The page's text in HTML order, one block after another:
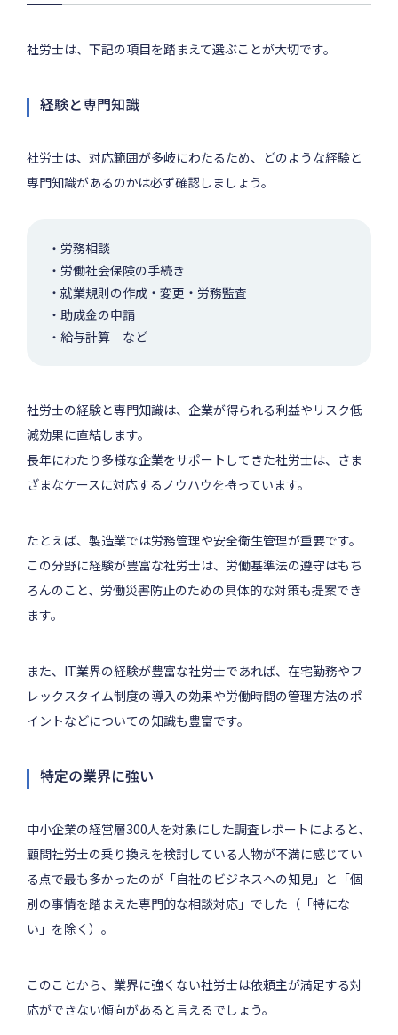
社労士は、下記の項目を踏まえて選ぶことが大切です。
経験と専門知識
社労士は、対応範囲が多岐にわたるため、どのような経験と
専門知識があるのかは必ず確認しましょう。
・労務相談
・労働社会保険の手続き
・就業規則の作成・変更・労務監査
・助成金の申請
・給与計算 など
社労士の経験と専門知識は、企業が得られる利益やリスク低
減効果に直結します。
長年にわたり多様な企業をサポートしてきた社労士は、さま
ざまなケースに対応するノウハウを持っています。
たとえば、製造業では労務管理や安全衛生管理が重要です。
この分野に経験が豊富な社労士は、労働基準法の遵守はもち
ろんのこと、労働災害防止のための具体的な対策も提案でき
ます。
また、IT業界の経験が豊富な社労士であれば、在宅勤務やフ
レックスタイム制度の導入の効果や労働時間の管理方法のポ
イントなどについての知識も豊富です。
特定の業界に強い
中小企業の経営層300人を対象にした調査レポートによると、
顧問社労士の乗り換えを検討している人物が不満に感じてい
る点で最も多かったのが「自社のビジネスへの知見」と「個
別の事情を踏まえた専門的な相談対応」でした（「特にな
い」を除く）。
このことから、業界に強くない社労士は依頼主が満足する対
応ができない傾向があると言えるでしょう。